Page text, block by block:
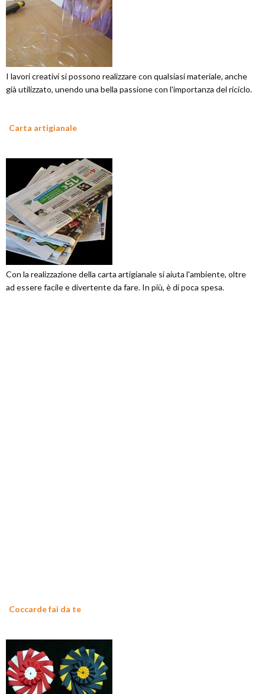
I lavori creativi si possono realizzare con qualsiasi materiale, anche
già utilizzato, unendo una bella passione con l'importanza del riciclo.
Carta artigianale
Con la realizzazione della carta artigianale si aiuta l'ambiente, oltre
ad essere facile e divertente da fare. In più, è di poca spesa.
Coccarde fai da te